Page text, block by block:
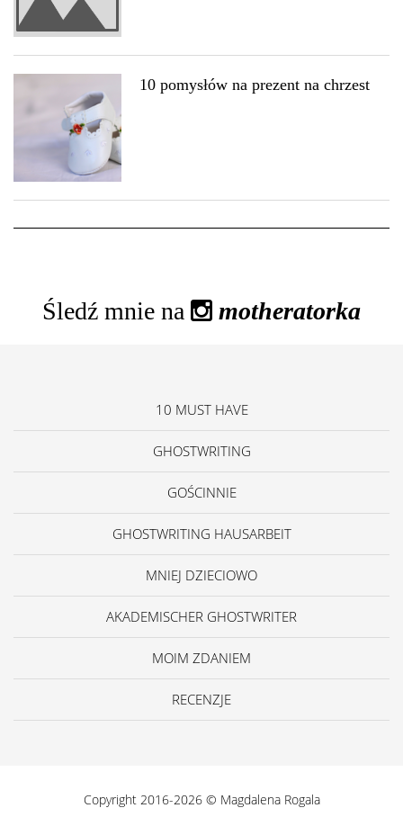
10 pomysłów na prezent na chrzest
Śledź mnie na motheratorka
10 MUST HAVE
GHOSTWRITING
GOŚCINNIE
GHOSTWRITING HAUSARBEIT
MNIEJ DZIECIOWO
AKADEMISCHER GHOSTWRITER
MOIM ZDANIEM
RECENZJE
Copyright 2016-2026 © Magdalena Rogala